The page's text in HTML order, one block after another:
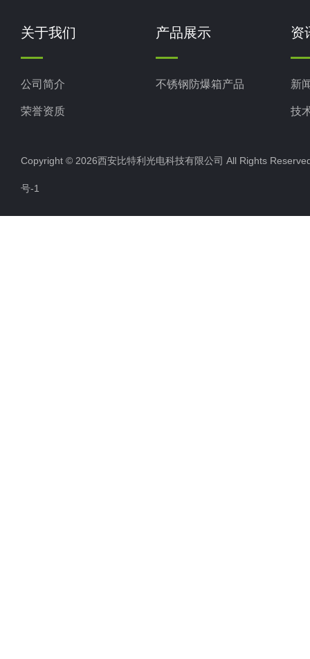
关于我们
公司简介
荣誉资质
产品展示
不锈钢防爆箱产品
资
新
技
Copyright © 2026西安比特利光电科技有限公司 All Rights
号-1